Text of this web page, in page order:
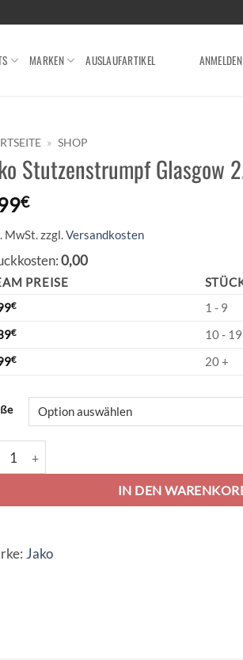
MARKEN AUSLAUFARTIKEL ANMELDEN
» SHOP
Stutzenstrumpf Glasgow
€
MwSt.zzgl.Versandkosten
0,00
PREISE
€
1 - 9
€
10 - 19
€ 20 +
Stutzenstrumpf Glasgow 2.0 - royal Menge
IN DEN
Jako